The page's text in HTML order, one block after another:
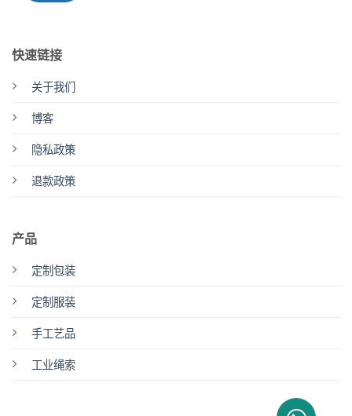
快速链接
关于我们
博客
隐私政策
退款政策
产品
定制包装
定制服装
手工艺品
工业绳索